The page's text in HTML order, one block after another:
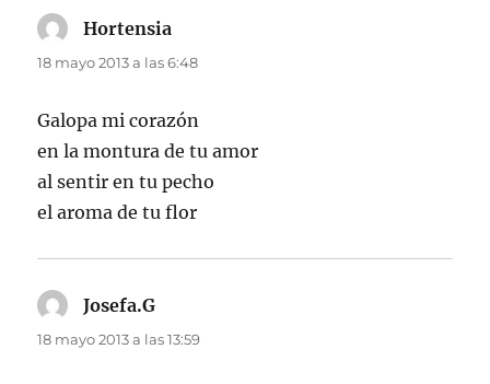
Hortensia
18 mayo 2013 a las 6:48
Galopa mi corazón
en la montura de tu amor
al sentir en tu pecho
el aroma de tu flor
Josefa.G
18 mayo 2013 a las 13:59